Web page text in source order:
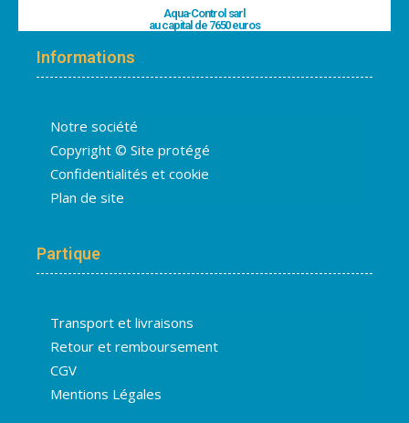
Aqua-Control sarl
au capital de 7650 euros
Informations
Notre société
Copyright © Site protégé
Confidentialités et cookie
Plan de site
Partique
Transport et livraisons
Retour et remboursement
CGV
Mentions Légales